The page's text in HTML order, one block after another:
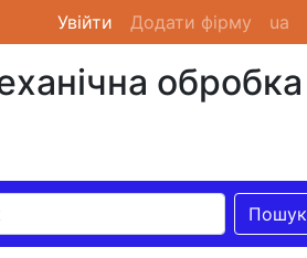
Увійти (current)
Додати фірму ua
обробка
Пошук